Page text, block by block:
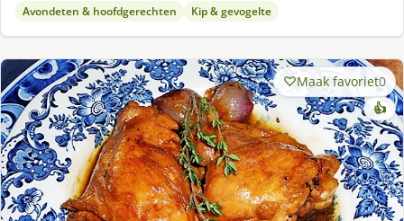
Avondeten & hoofdgerechten Kip & gevogelte
Maak favoriet0
👍